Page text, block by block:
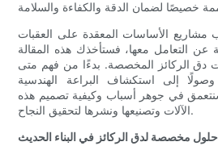
مشاريع الأساسات المعقدة على العقبات
عن التعامل معها، فستأخذك هذه المقالة
دق الركائز المخصصة. بدءًا من فهم متى
إلى استكشاف البراعة الهندسية
في جوهر أسباب وكيفية تصميم هذه
الآلات وتصنيعها ونشرها لتحقيق النجاح.
حلول مخصصة لدق الركائز في البناء الحديث